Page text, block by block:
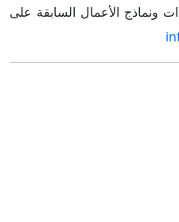
ونماذج الأعمال السابقة على